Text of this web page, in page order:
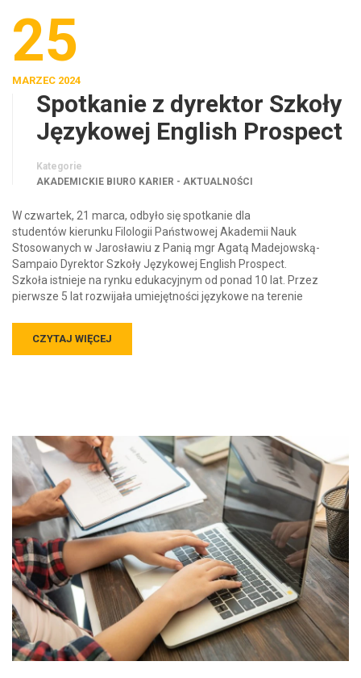
25
MARZEC 2024
Spotkanie z dyrektor Szkoły
Językowej English Prospect
Kategorie
AKADEMICKIE BIURO KARIER - AKTUALNOŚCI
W czwartek, 21 marca, odbyło się spotkanie dla
studentów kierunku Filologii Państwowej Akademii Nauk
Stosowanych w Jarosławiu z Panią mgr Agatą Madejowską-
Sampaio Dyrektor Szkoły Językowej English Prospect.
Szkoła istnieje na rynku edukacyjnym od ponad 10 lat. Przez
pierwsze 5 lat rozwijała umiejętności językowe na terenie
CZYTAJ WIĘCEJ